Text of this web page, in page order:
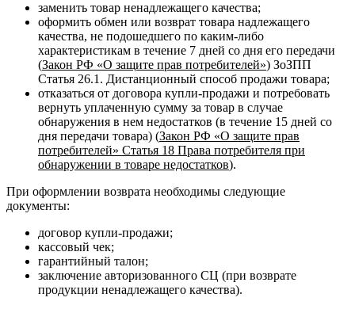
заменить товар ненадлежащего качества;
оформить обмен или возврат товара надлежащего
качества, не подошедшего по каким-либо
характеристикам в течение 7 дней со дня его передачи
(Закон РФ «О защите прав потребителей») ЗоЗПП
Статья 26.1. Дистанционный способ продажи товара;
отказаться от договора купли-продажи и потребовать
вернуть уплаченную сумму за товар в случае
обнаружения в нем недостатков (в течение 15 дней со
дня передачи товара) (Закон РФ «О защите прав
потребителей» Статья 18 Права потребителя при
обнаружении в товаре недостатков).
При оформлении возврата необходимы следующие
документы:
договор купли-продажи;
кассовый чек;
гарантийный талон;
заключение авторизованного СЦ (при возврате
продукции ненадлежащего качества).